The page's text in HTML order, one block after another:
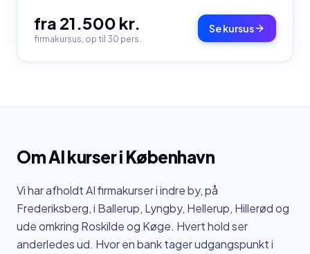
fra 21.500 kr.
firmakursus, op til 30 pers.
Se kursus
Om AI kurser i København
Vi har afholdt AI firmakurser i indre by, på
Frederiksberg, i Ballerup, Lyngby, Hellerup, Hillerød og
ude omkring Roskilde og Køge. Hvert hold ser
anderledes ud. Hvor en bank tager udgangspunkt i